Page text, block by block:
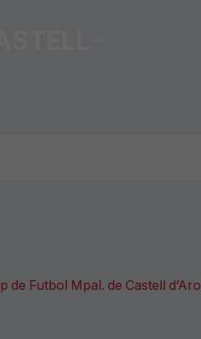
de Futbol Mpal. de Castell d’Aro